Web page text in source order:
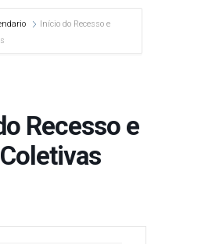
Início do Recesso e
Recesso e